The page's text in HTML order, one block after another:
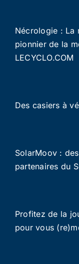
Nécrologie : La
pionnier de la
LECYCLO.COM
Des casiers à
SolarMoov :
partenaires du
Profitez de la
pour vous